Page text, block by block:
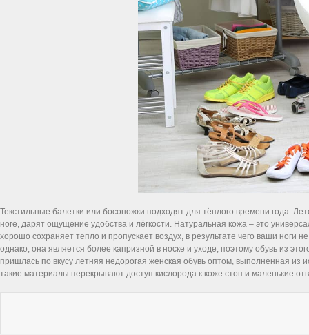
Текстильные балетки или босоножки подходят для тёплого времени года.
ноге, дарят ощущение удобства и лёгкости. Натуральная кожа – это
хорошо сохраняет тепло и пропускает воздух, в результате чего ваши ноги
однако, она является более капризной в носке и уходе, поэтому обувь из
пришлась по вкусу летняя недорогая женская обувь оптом, выполненная
такие материалы перекрывают доступ кислорода к коже стоп и маленькие